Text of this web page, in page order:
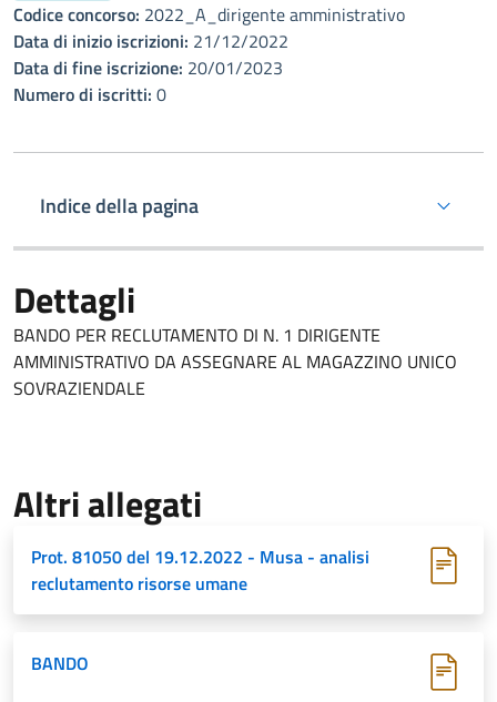
Codice concorso: 2022_A_dirigente amministrativo
Data di inizio iscrizioni: 21/12/2022
Data di fine iscrizione: 20/01/2023
Numero di iscritti: 0
Indice della pagina
Dettagli
BANDO PER RECLUTAMENTO DI N. 1 DIRIGENTE
AMMINISTRATIVO DA ASSEGNARE AL MAGAZZINO UNICO
SOVRAZIENDALE
Altri allegati
Prot. 81050 del 19.12.2022 - Musa - analisi
reclutamento risorse umane
BANDO